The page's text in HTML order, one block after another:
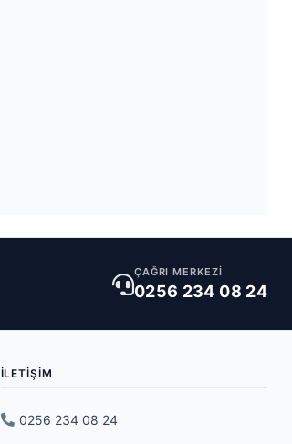
ÇAĞRI MERKEZİ
0256 234 08 24
İLETIŞIM
0256 234 08 24